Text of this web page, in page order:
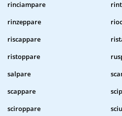
rinciampare
rinzeppare
riscappare
ristoppare
salpare
scappare
sciroppare